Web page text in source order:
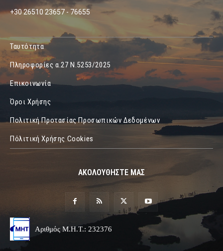
+30 26510 23657 - 76655
Ταυτότητα
Πληροφορίες α.27 Ν.5253/2025
Επικοινωνία
Όροι Χρήσης
Πολιτική Προτασίας Προσωπικών Δεδομένων
Πόλιτική Χρήσης Cookies
ΑΚΟΛΟΥΘΗΣΤΕ ΜΑΣ
Αριθμός Μ.Η.Τ.: 232376